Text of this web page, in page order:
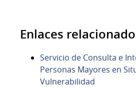
Enlaces
Servicio de Consulta e
Personas Mayores en
Vulnerabilidad